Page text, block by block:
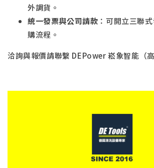
外調貨。
統一發票與公司請款 ：可開立三聯
購流程。
洽詢與報價請聯繫 DEPower 崧象智能（